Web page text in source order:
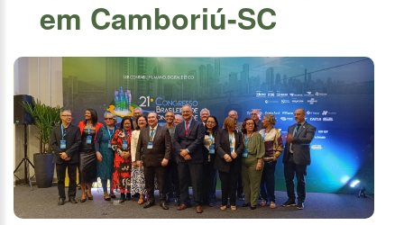
em Camboriú-SC